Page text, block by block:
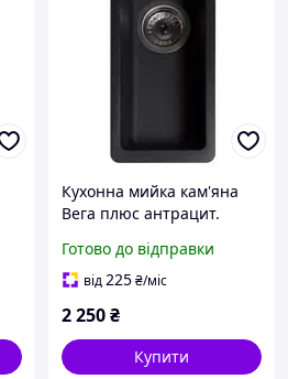
Кухонна мийка кам'яна
Вега плюс антрацит.
Гранітна з штучного
каменю ракови
Готово до відправки
від225₴/міс
2 250₴
Купити